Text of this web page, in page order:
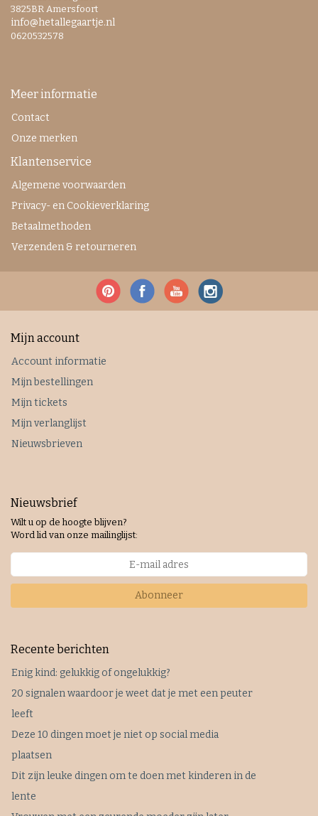
3825BR Amersfoort
info@hetallegaartje.nl
0620532578
Meer informatie
Contact
Onze merken
Klantenservice
Algemene voorwaarden
Privacy- en Cookieverklaring
Betaalmethoden
Verzenden & retourneren
Mijn account
Account informatie
Mijn bestellingen
Mijn tickets
Mijn verlanglijst
Nieuwsbrieven
Nieuwsbrief
Wilt u op de hoogte blijven?
Word lid van onze mailinglijst:
Abonneer
Recente berichten
Enig kind: gelukkig of ongelukkig?
20 signalen waardoor je weet dat je met een peuter
leeft
Deze 10 dingen moet je niet op social media
plaatsen
Dit zijn leuke dingen om te doen met kinderen in de
lente